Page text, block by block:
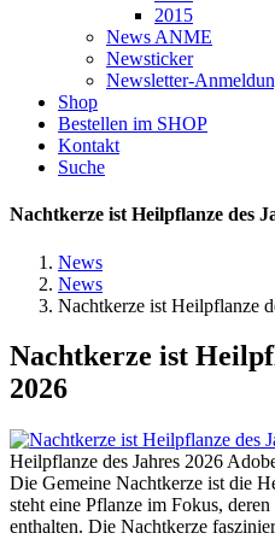
2015
News ANME
Newsticker
Newsletter-
Shop
Bestellen im SHOP
Kontakt
Suche
Nachtkerze ist Heilpflanze des
News
News
Nachtkerze ist Heilpflanze
Nachtkerze ist
2026
Heilpflanze des Jahres 2026
Die Gemeine Nachtkerze ist die
steht eine Pflanze im Fokus, deren
enthalten. Die Nachtkerze